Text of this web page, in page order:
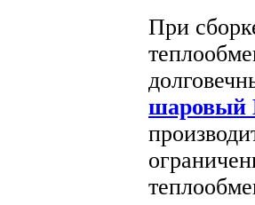
При
шаровый